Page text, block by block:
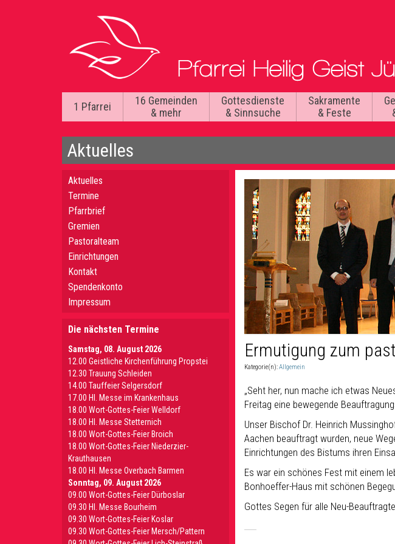
1 Pfarrei
16 Gemeinden
& mehr
Gottesdienste
& Sinnsuche
Sakramente
& Feste
Aktuelles
Ermutigung zum
Kategorie(n):Allgemein
„Seht her, nun mache ich etwas
Freitag eine bewegende
Unser Bischof Dr. Heinrich
Aachen beauftragt wurden, neue
Einrichtungen des Bistums ihren
Es war ein schönes Fest mit einem
Bonhoeffer-Haus mit schönen
Gottes Segen für alle Neu-
Aktuelles
Termine
Pfarrbrief
Gremien
Pastoralteam
Einrichtungen
Kontakt
Spendenkonto
Impressum
Die nächsten Termine
Samstag, 08. August 2026
12.00 Geistliche Kirchenführung Propstei
12.30 Trauung Schleiden
14.00 Tauffeier Selgersdorf
17.00 Hl. Messe im Krankenhaus
18.00 Wort-Gottes-Feier Welldorf
18.00 Hl. Messe Stetternich
18.00 Wort-Gottes-Feier Broich
18.00 Wort-Gottes-Feier Niederzier-
Krauthausen
18.00 Hl. Messe Overbach Barmen
Sonntag, 09. August 2026
09.00 Wort-Gottes-Feier Dürboslar
09.30 HI. Messe Bourheim
09.30 Wort-Gottes-Feier Koslar
09.30 Wort-Gottes-Feier Mersch/Pattern